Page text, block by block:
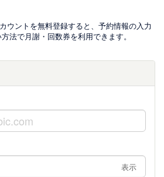
ウントを無料登録すると、予約情報の入力
法で月謝・回数券を利用できます。
表示